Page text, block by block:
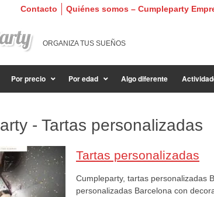
Quiénes somos – Cumpleparty
Contacto
ORGANIZA TUS SUEÑOS
Por precio Por edad Algo diferente
- Tartas personalizadas
Tartas personalizadas
Cumpleparty, tartas personalizadas
personalizadas Barcelona con